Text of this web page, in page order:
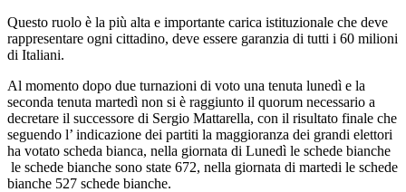
Questo ruolo è la più alta e importante carica istituzionale che deve
rappresentare ogni cittadino, deve essere garanzia di tutti i 60 milioni
di Italiani.
Al momento dopo due turnazioni di voto una tenuta lunedì e la
seconda tenuta martedì non si è raggiunto il quorum necessario a
decretare il successore di Sergio Mattarella, con il risultato finale che
seguendo l’ indicazione dei partiti la maggioranza dei grandi elettori
ha votato scheda bianca, nella giornata di Lunedì le schede bianche
le schede bianche sono state 672, nella giornata di martedi le schede
bianche 527 schede bianche.